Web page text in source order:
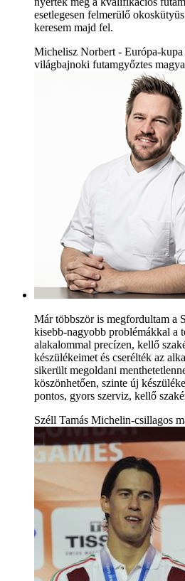
esetlegesen felmerülő
keresem majd fel.
Michelisz Norbert - Európa-kupa
világbajnoki futamgyőztes
Már többször is megfordultam a
kisebb-nagyobb problémákkal a
alakalommal precízen, kellő
készülékeimet és cserélték az
sikerült megoldani
köszönhetően, szinte új
pontos, gyors szerviz, kellő
Széll Tamás Michelin-csillagos